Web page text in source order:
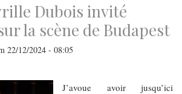
Dubois invité
la scène de Budapest
22/12/2024 - 08:05
​​​​​​​J’avoue avoir jusqu’ici